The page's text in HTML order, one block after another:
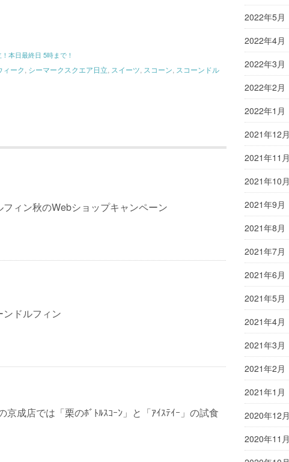
本日最終日 5時まで！
ィーク シーマークスクエア日立 スイーツ スコーン スコーンドル
フィン秋のWebショップキャンペーン
ンドルフィン
京成店では「栗のﾎﾞﾄﾙｽｺｰﾝ」と「ｱｲｽﾃｲｰ」の試食
2022年5月
2022年4月
2022年3月
2022年2月
2022年1月
2021年12月
2021年11月
2021年10月
2021年9月
2021年8月
2021年7月
2021年6月
2021年5月
2021年4月
2021年3月
2021年2月
2021年1月
2020年12月
2020年11月